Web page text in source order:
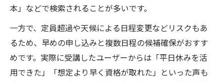
本」などで検索されることが多いです。
一方で、定員超過や天候による日程変更などリスクもあ
るため、早めの申し込みと複数日程の候補確保がおすす
めです。実際に受講したユーザーからは「平日休みを活
用できた」「想定より早く資格が取れた」といった声も